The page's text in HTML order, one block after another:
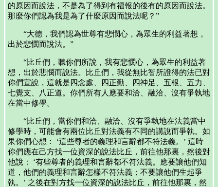
的原因而說法，不是為了得到有福報的後有的原因而說法。
那麼你們認為我是為了什麼原因而說法呢？”
“大德，我們認為世尊有悲憫心，為眾生的利益著想，
出於悲憫而說法。”
“比丘們，聽你們所說，我有悲憫心，為眾生的利益著
想，出於悲憫而說法。比丘們，我從無比智所證得的法已對
你們宣說，這就是四念處、四正勤、四神足、五根、五力、
七覺支、八正道。你們所有人應要和洽、融洽、沒有爭執地
在當中修學。
“比丘們，當你們和洽、融洽、沒有爭執地在法義當中
修學時，可能會有兩位比丘對法義有不同的講說而爭執。如
果你們心想： ‘這些尊者的義理和言辭都不符法義。’ 這時
你們應在己方找一位資深的說法比丘，前往他那裏，然後對
他說： ‘有些尊者的義理和言辭都不符法義。應要讓他們知
道，他們的義理和言辭怎樣不符法義；不要讓他們生起爭
執。’ 之後在對方找一位資深的說法比丘，前往他那裏，然